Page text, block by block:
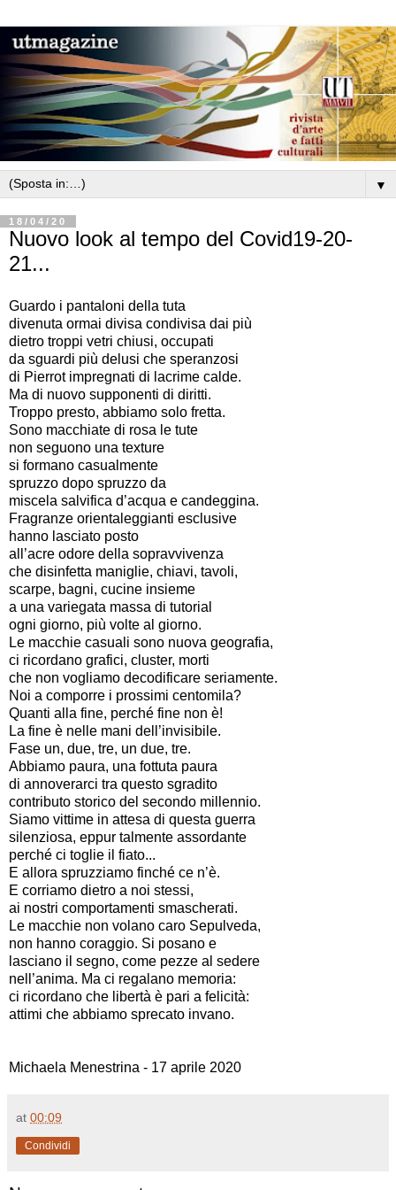
▼
18/04/20
Nuovo look al tempo del Covid19-20-
21...
Guardo i pantaloni della tuta
divenuta ormai divisa condivisa dai più
dietro troppi vetri chiusi, occupati
da sguardi più delusi che speranzosi
di Pierrot impregnati di lacrime calde.
Ma di nuovo supponenti di diritti.
Troppo presto, abbiamo solo fretta.
Sono macchiate di rosa le tute
non seguono una texture
si formano casualmente
spruzzo dopo spruzzo da
miscela salvifica d’acqua e candeggina.
Fragranze orientaleggianti esclusive
hanno lasciato posto
all’acre odore della sopravvivenza
che disinfetta maniglie, chiavi, tavoli,
scarpe, bagni, cucine insieme
a una variegata massa di tutorial
ogni giorno, più volte al giorno.
Le macchie casuali sono nuova geografia,
ci ricordano grafici, cluster, morti
che non vogliamo decodificare seriamente.
Noi a comporre i prossimi centomila?
Quanti alla fine, perché fine non è!
La fine è nelle mani dell’invisibile.
Fase un, due, tre, un due, tre.
Abbiamo paura, una fottuta paura
di annoverarci tra questo sgradito
contributo storico del secondo millennio.
Siamo vittime in attesa di questa guerra
silenziosa, eppur talmente assordante
perché ci toglie il fiato...
E allora spruzziamo finché ce n’è.
E corriamo dietro a noi stessi,
ai nostri comportamenti smascherati.
Le macchie non volano caro Sepulveda,
non hanno coraggio. Si posano e
lasciano il segno, come pezze al sedere
nell’anima. Ma ci regalano memoria:
ci ricordano che libertà è pari a felicità:
attimi che abbiamo sprecato invano.
Michaela Menestrina - 17 aprile 2020
at 00:09
Condividi